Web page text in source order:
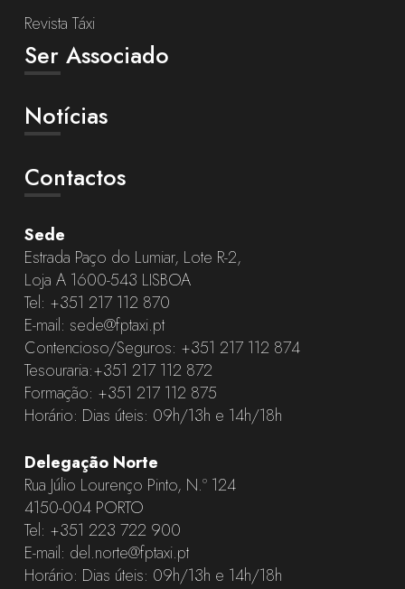
Revista Táxi
Ser Associado
Notícias
Contactos
Sede
Estrada Paço do Lumiar, Lote R-2,
Loja A 1600-543 LISBOA
Tel: +351 217 112 870
E-mail: sede@fptaxi.pt
Contencioso/Seguros: +351 217 112 874
Tesouraria:+351 217 112 872
Formação: +351 217 112 875
Horário: Dias úteis: 09h/13h e 14h/18h
Delegação Norte
Rua Júlio Lourenço Pinto, N.º 124
4150-004 PORTO
Tel: +351 223 722 900
E-mail: del.norte@fptaxi.pt
Horário: Dias úteis: 09h/13h e 14h/18h